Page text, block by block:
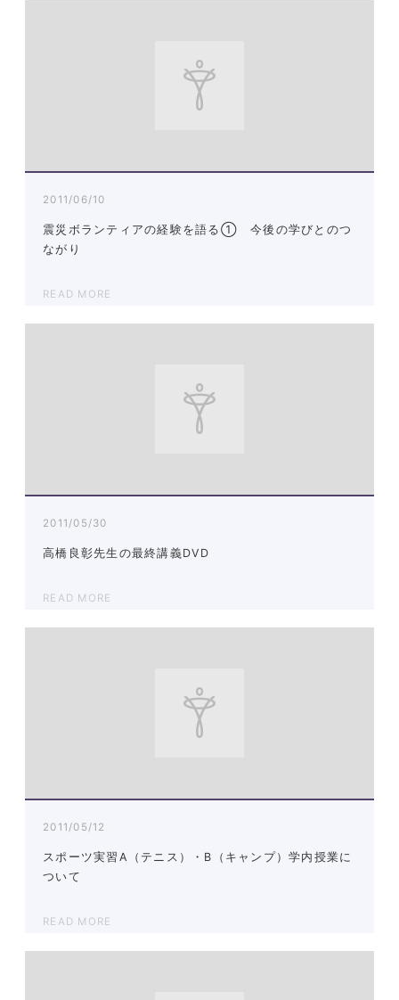
2011/06/10
震災ボランティアの経験を語る① 今後の学びとのつ
ながり
READ MORE
2011/05/30
高橋良彰先生の最終講義DVD
READ MORE
2011/05/12
スポーツ実習A（テニス）・B（キャンプ）学内授業に
ついて
READ MORE